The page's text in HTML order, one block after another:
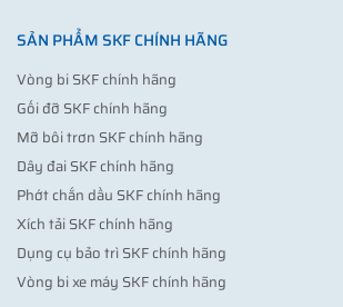
SẢN PHẨM SKF CHÍNH HÃNG
Vòng bi SKF chính hãng
Gối đỡ SKF chính hãng
Mỡ bôi trơn SKF chính hãng
Dây đai SKF chính hãng
Phớt chắn dầu SKF chính hãng
Xích tải SKF chính hãng
Dụng cụ bảo trì SKF chính hãng
Vòng bi xe máy SKF chính hãng